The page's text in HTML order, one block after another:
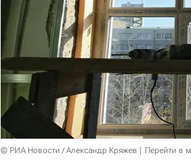
© РИА Новости / Александр Кряжев Перейти в